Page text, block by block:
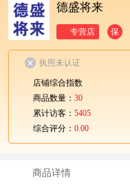
德盛将来
专营店 保
执照未认证
店铺综合指数
商品数量： 30
累计访客： 5405
综合评分： 0.00
商品详情